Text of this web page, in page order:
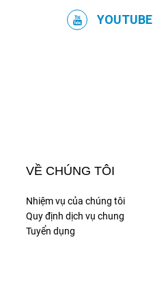
YOUTUBE
VỀ CHÚNG TÔI
Nhiệm vụ của chúng tôi
Quy định dịch vụ chung
Tuyển dụng